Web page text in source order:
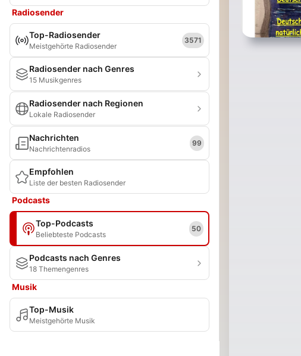
Radiosender
Top-Radiosender
Meistgehörte Radiosender
3571
Radiosender nach Genres
15 Musikgenres
Radiosender nach Regionen
Lokale Radiosender
Nachrichten
Nachrichtenradios
99
Empfohlen
Liste der besten Radiosender
Podcasts
Top-Podcasts
Beliebteste Podcasts
50
Podcasts nach Genres
18 Themengenres
Musik
Top-Musik
Meistgehörte Musik